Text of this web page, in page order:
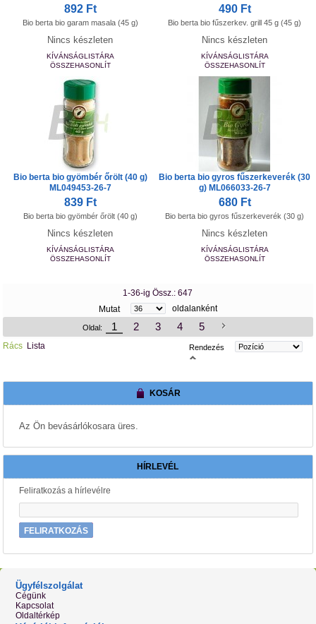
892 Ft
Bio berta bio garam masala (45 g)
Nincs készleten
KÍVÁNSÁGLISTÁRA
ÖSSZEHASONLÍT
490 Ft
Bio berta bio fűszerkev. grill 45 g (45 g)
Nincs készleten
KÍVÁNSÁGLISTÁRA
ÖSSZEHASONLÍT
Bio berta bio gyömbér őrölt (40 g)
ML049453-26-7
839 Ft
Bio berta bio gyömbér őrölt (40 g)
Nincs készleten
KÍVÁNSÁGLISTÁRA
ÖSSZEHASONLÍT
Bio berta bio gyros fűszerkeverék (30
g) ML066033-26-7
680 Ft
Bio berta bio gyros fűszerkeverék (30 g)
Nincs készleten
KÍVÁNSÁGLISTÁRA
ÖSSZEHASONLÍT
1-36-ig Össz.: 647
Mutat
oldalanként
Oldal: 1 2 3 4 5
Rács Lista Rendezés
KOSÁR
Az Ön bevásárlókosara üres.
HÍRLEVÉL
Feliratkozás a hírlevélre
FELIRATKOZÁS
Ügyfélszolgálat
Cégünk
Kapcsolat
Oldaltérkép